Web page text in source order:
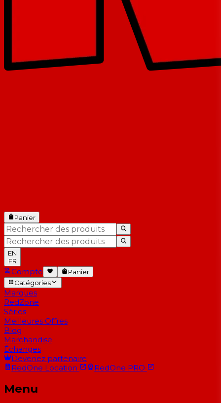
Panier
EN
FR
Compte
Panier
Catégories
Marques
RedZone
Séries
Meilleures Offres
Blog
Marchandise
Échanges
Devenez partenaire
RedOne Location RedOne PRO
Menu